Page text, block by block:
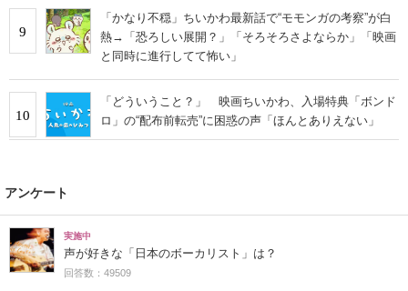
9
「かなり不穏」ちいかわ最新話で“モモンガの考察”が白
熱→「恐ろしい展開？」「そろそろさよならか」「映画
と同時に進行してて怖い」
10
「どういうこと？」 映画ちいかわ、入場特典「ボンド
ロ」の“配布前転売”に困惑の声「ほんとありえない」
アンケート
実施中
声が好きな「日本のボーカリスト」は？
回答数：49509